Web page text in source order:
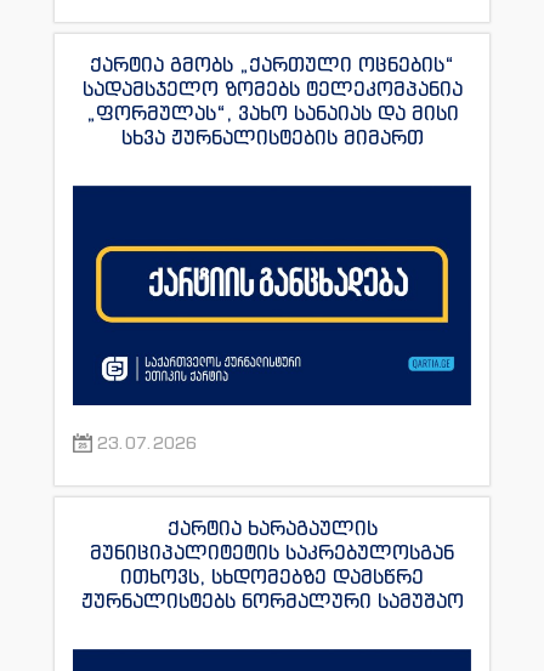
ქარტია გმობს „ქართული ოცნების“
სადამსჯელო ზომებს ტელეკომპანია
„ფორმულას“, ვახო სანაიას და მისი
სხვა ჟურნალისტების მიმართ
23.07.2026
ქარტია ხარაგაულის
მუნიციპალიტეტის საკრებულოსგან
ითხოვს, სხდომებზე დამსწრე
ჟურნალისტებს ნორმალური სამუშაო